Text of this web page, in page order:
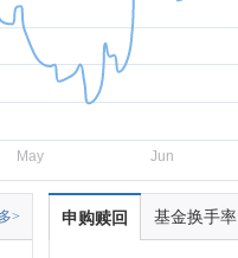
May Jun
> 申购赎回 基金换手率